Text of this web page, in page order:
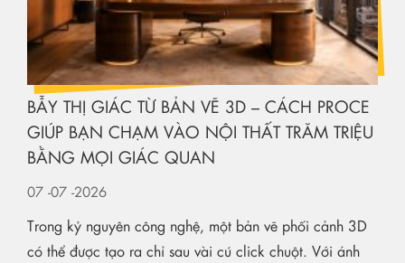
BẪY THỊ GIÁC TỪ BẢN VẼ 3D – CÁCH PROCE
GIÚP BẠN CHẠM VÀO NỘI THẤT TRĂM TRIỆU
BẰNG MỌI GIÁC QUAN
07 -07 -2026
Trong kỷ nguyên công nghệ, một bản vẽ phối cảnh 3D
có thể được tạo ra chỉ sau vài cú click chuột. Với ánh